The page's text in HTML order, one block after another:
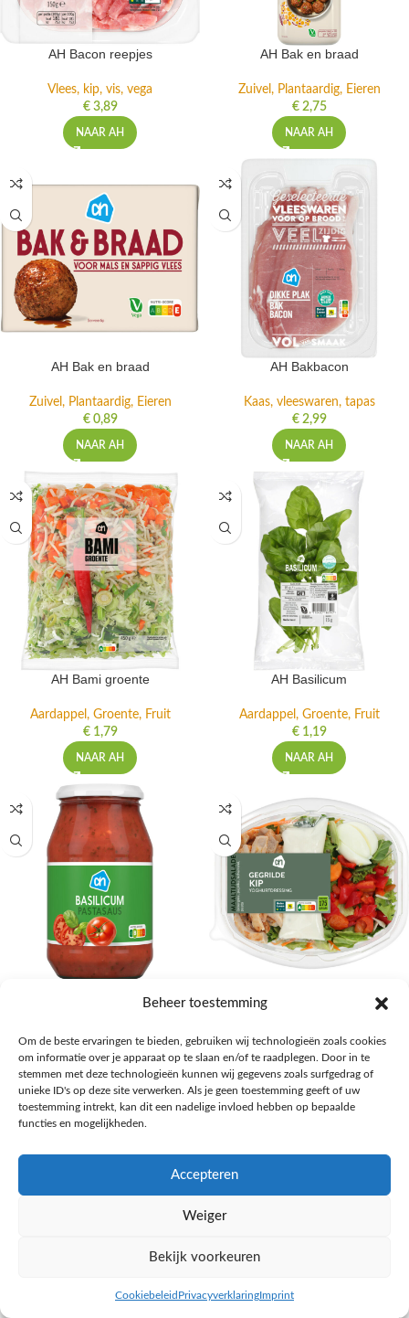
Beheer toestemming
Om de beste ervaringen te bieden, gebruiken wij technologieën zoals cookies
om informatie over je apparaat op te slaan en/of te raadplegen. Door in te
stemmen met deze technologieën kunnen wij gegevens zoals surfgedrag of
unieke ID's op deze site verwerken. Als je geen toestemming geeft of uw
toestemming intrekt, kan dit een nadelige invloed hebben op bepaalde
functies en mogelijkheden.
Accepteren
Weiger
Bekijk voorkeuren
Cookiebeleid PrivacyverklaringImprint
AH Bacon reepjes
Vlees, kip, vis, vega
€3,89
NAAR AH
AH Bak en braad
Zuivel, Plantaardig, Eieren
€2,75
NAAR AH
AH Bak en braad
Zuivel, Plantaardig, Eieren
€0,89
NAAR AH
AH Bakbacon
Kaas, vleeswaren, tapas
€2,99
NAAR AH
AH Bami groente
Aardappel, Groente, Fruit
€1,79
NAAR AH
AH Basilicum
Aardappel, Groente, Fruit
€1,19
NAAR AH
€1,59
NAAR AH
Salades,Pizza, Maaltijden
€3,39
NAAR AH